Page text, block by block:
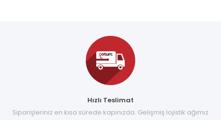
Hızlı Teslimat
Siparişleriniz en kısa sürede kapınızda. Gelişmiş lojistik ağımız